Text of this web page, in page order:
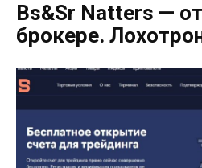
Bs&Sr Natters —
брокере.